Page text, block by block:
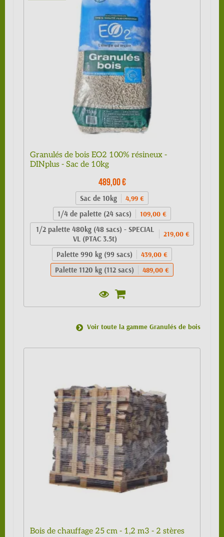
Granulés de bois EO2 100% résineux -
DINplus - Sac de 10kg
489,00 €
Sac de 10kg 4,99 €
1/4 de palette (24 sacs) 109,00 €
1/2 palette 480kg (48 sacs) - SPECIAL
VL (PTAC 3.5t)
219,00 €
Palette 990 kg (99 sacs) 439,00 €
Palette 1120 kg (112 sacs) 489,00 €
Voir toute la gamme Granulés de bois
Bois de chauffage 25 cm - 1,2 m3 - 2 stères